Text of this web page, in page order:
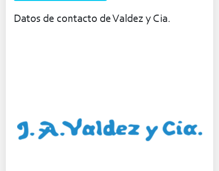
Datos de contacto de Valdez y Cia.